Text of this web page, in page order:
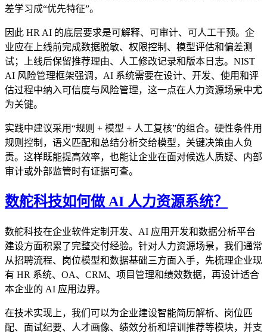
差学习成“优先特征”。
因此 HR AI 的底层要求是可解释、可审计、可人工干预。企
业应在上线前完成数据脱敏、权限控制、模型评估和偏差测
试；上线后保留推荐理由、人工修改记录和版本日志。NIST
AI 风险管理框架强调，AI 系统需要在设计、开发、使用和评
估过程中纳入可信度与风险管理，这一点在人力资源场景中尤
为关键。
实践中建议采用“规则 + 模型 + 人工复核”的组合。硬性条件用
规则控制，语义匹配和总结分析交给模型，关键决策由人负
责。这样既能提高效率，也能让企业在面对候选人质疑、内部
审计或外部监管时有证据可查。
数舵科技如何做 AI 人力资源系统？
数舵科技在企业软件定制开发、AI 应用开发和数据分析平台
建设方面积累了完整交付经验。针对人力资源场景，我们通常
从招聘流程、岗位模型和数据基础三方面入手，先梳理企业现
有 HR 系统、OA、CRM、项目管理和绩效数据，再设计适合
本企业的 AI 应用边界。
在技术实现上，我们可以为企业建设智能简历解析、岗位匹
配、面试纪要、人才画像、绩效分析和培训推荐等模块，并支